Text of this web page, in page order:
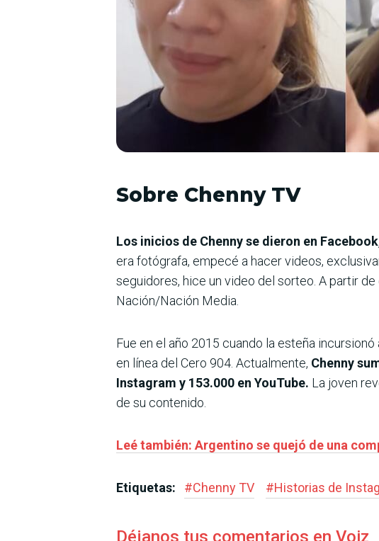
Sobre Chenny TV
Los inicios de Chenny se die­ron en
era fotógrafa, empecé a hacer videos,
seguidores, hice un video del sorteo. A partir
Nación/Nación Media.
Fue en el año 2015 cuando la esteña
en línea del Cero 904. Actualmente, Chenny
Instagram y 153.000 en YouTube. La joven
de su conte­nido.
Leé también: Argentino se quejó de una
Etiquetas: #Chenny TV #Historias de
Déjanos tus comentarios en Voiz